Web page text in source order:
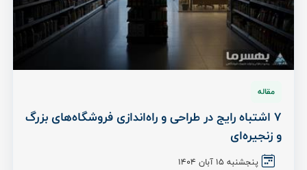
مقاله
7 اشتباه رایج در طراحی و راه‌اندازی فروشگاه‌های بزرگ
و زنجیره‌ای
پنجشنبه 15 آبان ۱۴۰۴